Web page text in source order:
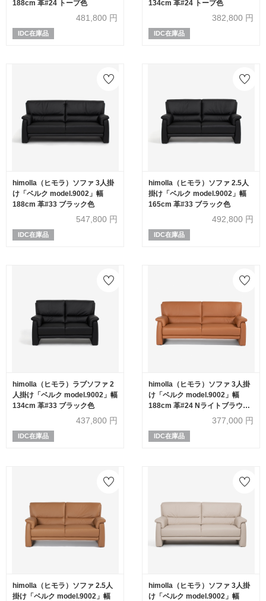
188cm 革#24 トープ色
481,800 円
IDC在庫品
134cm 革#24 トープ色
382,800 円
IDC在庫品
himolla（ヒモラ）ソファ 3人掛
け「ベルク model.9002」幅
188cm 革#33 ブラック色
547,800 円
IDC在庫品
himolla（ヒモラ）ソファ 2.5人
掛け「ベルク model.9002」幅
165cm 革#33 ブラック色
492,800 円
IDC在庫品
himolla（ヒモラ）ラブソファ 2
人掛け「ベルク model.9002」幅
134cm 革#33 ブラック色
437,800 円
IDC在庫品
himolla（ヒモラ）ソファ 3人掛
け「ベルク model.9002」幅
188cm 革#24 Nライトブラウン
377,000 円
IDC在庫品
himolla（ヒモラ）ソファ 2.5人
掛け「ベルク model.9002」幅
himolla（ヒモラ）ソファ 3人掛
け「ベルク model.9002」幅